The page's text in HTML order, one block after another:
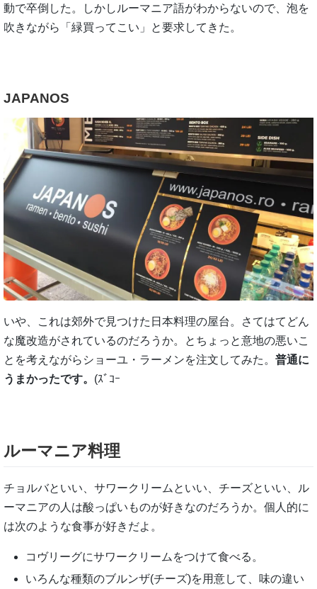
動で卒倒した。しかしルーマニア語がわからないので、泡を
吹きながら「緑買ってこい」と要求してきた。
JAPANOS
いや、これは郊外で見つけた日本料理の屋台。さてはてどん
な魔改造がされているのだろうか。とちょっと意地の悪いこ
とを考えながらショーユ・ラーメンを注文してみた。 普通に
うまかったです。 (ｽﾞｺｰ
ルーマニア料理
チョルバといい、サワークリームといい、チーズといい、ル
ーマニアの人は酸っぱいものが好きなのだろうか。個人的に
は次のような食事が好きだよ。
コヴリーグにサワークリームをつけて食べる。
いろんな種類のブルンザ(チーズ)を用意して、味の違い